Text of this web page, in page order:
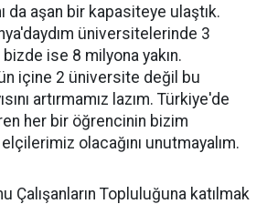
da aşan bir kapasiteye ulaştık.
üniversitelerinde 3
ise 8 milyona yakın.
içine 2 üniversite değil bu
artırmamız lazım. Türkiye'de
her bir öğrencinin bizim
olacağını unutmayalım.
Çalışanların Topluluğuna katılmak